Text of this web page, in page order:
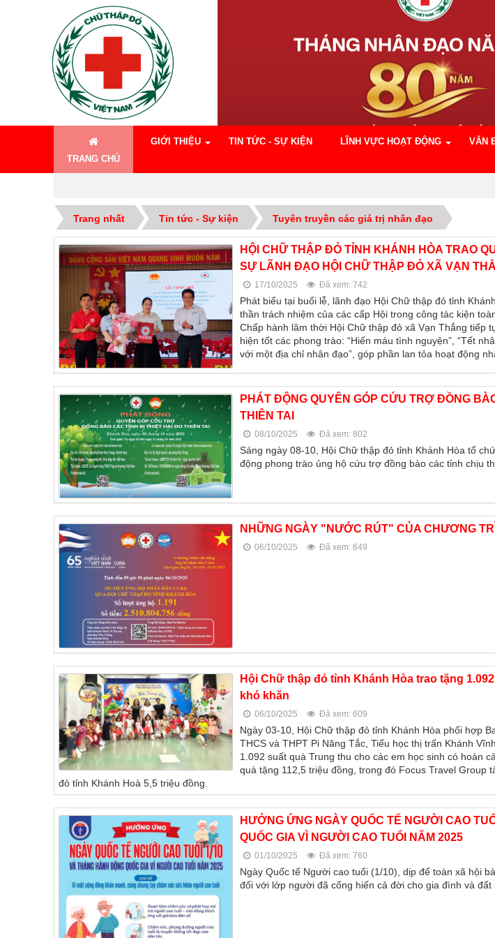
TRANG CHỦ
GIỚI THIỆU TIN TỨC - SỰ KIỆN LĨNH VỰC HOẠT ĐỘNG VĂN
Trang nhất Tin tức - Sự kiện Tuyên truyền các giá trị nhân đạo
HỘI CHỮ THẬP ĐỎ TỈNH KHÁNH HÒA TRAO
SỰ LÃNH ĐẠO HỘI CHỮ THẬP ĐỎ XÃ VẠN
17/10/2025 Đã xem: 742
Phát biểu tại buổi lễ, lãnh đạo Hội Chữ thập đỏ tỉnh
thần trách nhiệm của các cấp Hội trong công tác kiện
Chấp hành lâm thời Hội Chữ thập đỏ xã Vạn Thắng tiếp
hiện tốt các phong trào: “Hiến máu tình nguyện”, “Tết
với một địa chỉ nhân đạo”, góp phần lan tỏa hoạt động
PHÁT ĐỘNG QUYÊN GÓP CỨU TRỢ ĐỒNG
THIÊN TAI
08/10/2025 Đã xem: 802
Sáng ngày 08-10, Hội Chữ thập đỏ tỉnh Khánh Hòa tổ
động phong trào ủng hộ cứu trợ đồng bào các tỉnh chịu
NHỮNG NGÀY "NƯỚC RÚT" CỦA CHƯƠNG
06/10/2025 Đã xem: 649
Hội Chữ thập đỏ tỉnh Khánh Hòa trao tặng
khó khăn
06/10/2025 Đã xem: 609
Ngày 03-10, Hội Chữ thập đỏ tỉnh Khánh Hòa phối hợp
THCS và THPT Pi Năng Tắc, Tiểu học thị trấn Khánh
1.092 suất quà Trung thu cho các em học sinh có hoàn
quà tặng 112,5 triệu đồng, trong đó Focus Travel Group
đỏ tỉnh Khánh Hoà 5,5 triệu đồng.
HƯỞNG ỨNG NGÀY QUỐC TẾ NGƯỜI CAO
QUỐC GIA VÌ NGƯỜI CAO TUỔI NĂM 2025
01/10/2025 Đã xem: 760
Ngày Quốc tế Người cao tuổi (1/10), dịp để toàn xã hội
đối với lớp người đã cống hiến cả đời cho gia đình và đất